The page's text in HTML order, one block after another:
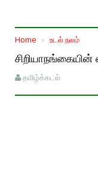
Home உடல் நலம்
தமிழ்க்கடல்